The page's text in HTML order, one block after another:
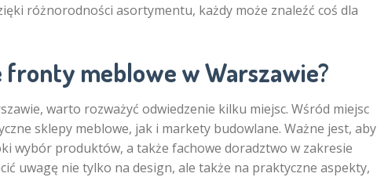
różnorodności asortymentu, każdy może znaleźć coś dla
fronty meblowe w Warszawie?
warto rozważyć odwiedzenie kilku miejsc. Wśród miejsc
sklepy meblowe, jak i markety budowlane. Ważne jest, aby
wybór produktów, a także fachowe doradztwo w zakresie
uwagę nie tylko na design, ale także na praktyczne aspekty,